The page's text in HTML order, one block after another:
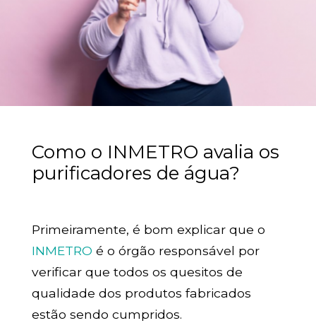
Como o INMETRO avalia os
purificadores de água?
Primeiramente, é bom explicar que o
INMETRO é o órgão responsável por
verificar que todos os quesitos de
qualidade dos produtos fabricados
estão sendo cumpridos.